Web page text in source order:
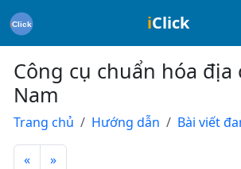
iClick
Công cụ chuẩn hóa địa
Nam
Trang chủ Hướng dẫn Bài viết
« »